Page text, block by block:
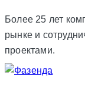
Более 25 лет
рынке и
проектами.